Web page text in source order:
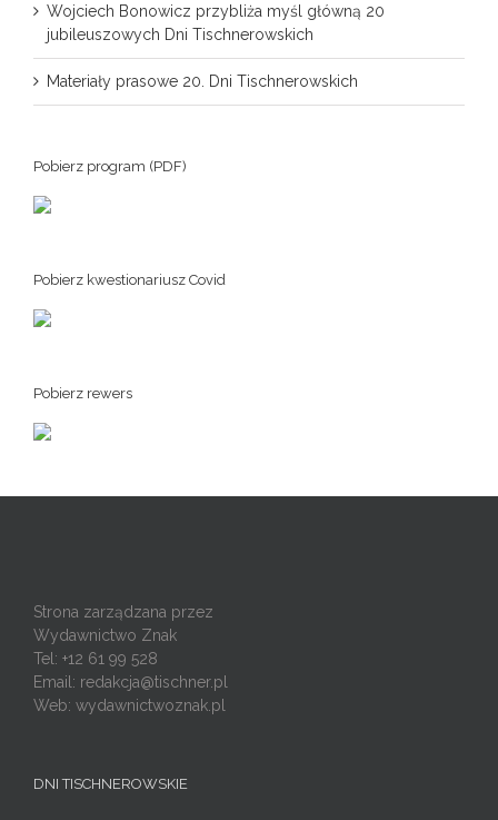
Wojciech Bonowicz przybliża myśl główną 20
jubileuszowych Dni Tischnerowskich
Materiały prasowe 20. Dni Tischnerowskich
Pobierz program (PDF)
Pobierz kwestionariusz Covid
Pobierz rewers
Strona zarządzana przez
Wydawnictwo Znak
Tel: +12 61 99 528
Email: redakcja@tischner.pl
Web: wydawnictwoznak.pl
DNI TISCHNEROWSKIE